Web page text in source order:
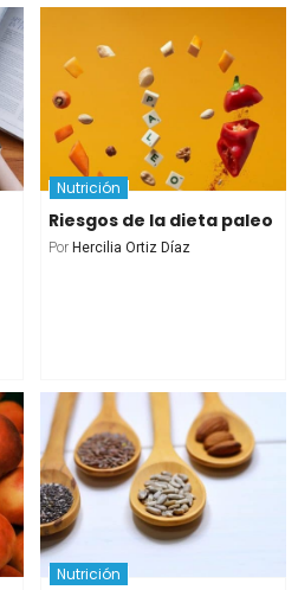
Nutrición
Riesgos de la dieta paleo
Por Hercilia Ortiz Díaz
Nutrición